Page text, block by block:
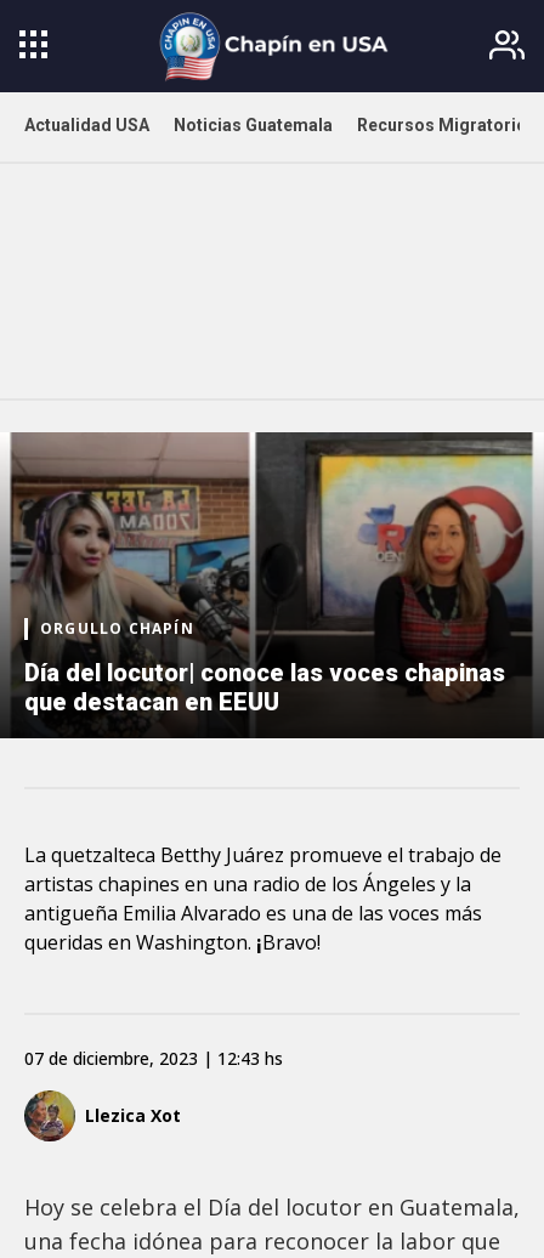
Actualidad USA Noticias Guatemala Recursos Migratorios
ORGULLO CHAPÍN
Día del locutor| conoce las voces chapinas
que destacan en EEUU
La quetzalteca Betthy Juárez promueve el trabajo de
artistas chapines en una radio de los Ángeles y la
antigueña Emilia Alvarado es una de las voces más
queridas en Washington. ¡Bravo!
Llezica Xot
07 de diciembre, 2023 | 12:43 hs
Hoy se celebra el Día del locutor en Guatemala,
una fecha idónea para reconocer la labor que